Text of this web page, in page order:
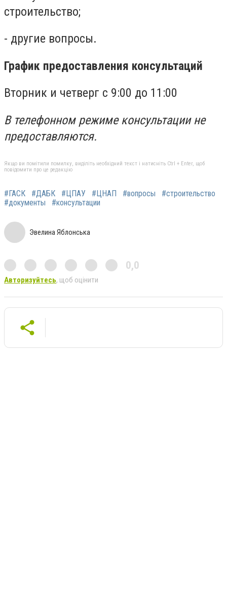
строительство;
- другие вопросы.
График предоставления консультаций
Вторник и четверг с 9:00 до 11:00
В телефонном режиме консультации не
предоставляются.
Якщо ви помітили помилку, виділіть необхідний текст і натисніть Ctrl + Enter, щоб
повідомити про це редакцію
#ГАСК #ДАБК #ЦПАУ #ЦНАП #вопросы
#строительство
#документы
#консультации
Эвелина Яблонська
0,0
Авторизуйтесь, щоб оцінити